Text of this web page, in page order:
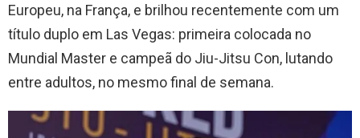
Europeu, na França, e brilhou recentemente com um
título duplo em Las Vegas: primeira colocada no
Mundial Master e campeã do Jiu-Jitsu Con, lutando
entre adultos, no mesmo final de semana.